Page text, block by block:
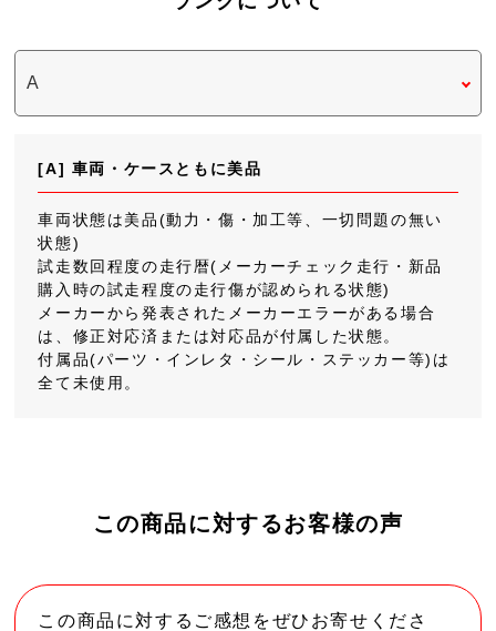
[A] 車両・ケースともに美品
車両状態は美品(動力・傷・加工等、一切問題の無い
状態)
試走数回程度の走行暦(メーカーチェック走行・新品
購入時の試走程度の走行傷が認められる状態)
メーカーから発表されたメーカーエラーがある場合
は、修正対応済または対応品が付属した状態。
付属品(パーツ・インレタ・シール・ステッカー等)は
全て未使用。
この商品に対するお客様の声
この商品に対するご感想をぜひお寄せくださ